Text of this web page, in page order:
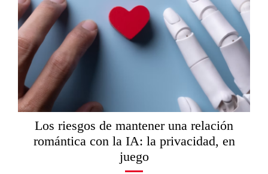
Los riesgos de mantener una relación
romántica con la IA: la privacidad, en
juego